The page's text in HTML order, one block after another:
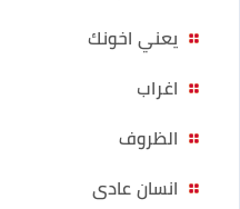
يعني اخونك
اغراب
الظروف
انسان عادى